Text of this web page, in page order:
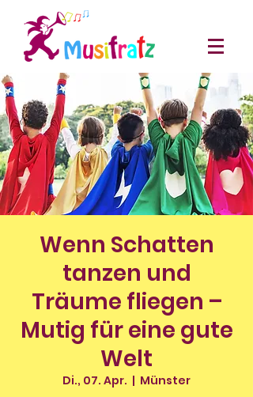
Wenn Schatten
tanzen und
Träume fliegen –
Mutig für eine gute
Welt
Di., 07. Apr.
  |
Münster